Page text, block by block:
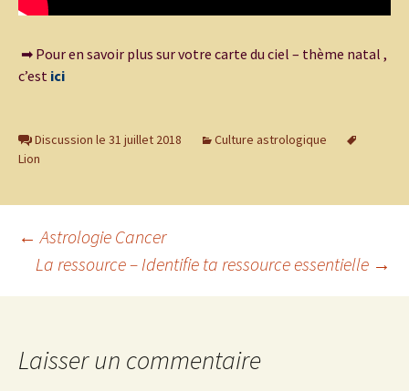
➡ Pour en savoir plus sur votre carte du ciel – thème natal ,
c’est ici
Discussion le 31 juillet 2018
Culture astrologique
Lion
Navigation
des
articles
← Astrologie Cancer
La ressource – Identifie ta ressource essentielle →
Laisser un commentaire